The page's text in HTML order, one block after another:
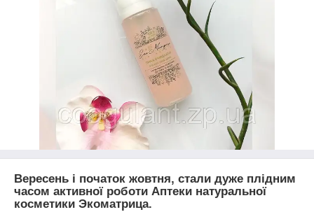
Вересень і початок жовтня, стали дуже плідним
часом активної роботи Аптеки натуральної
косметики Экоматрица.